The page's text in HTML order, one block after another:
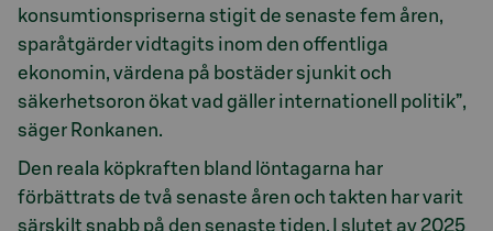
konsumtionspriserna stigit de senaste fem åren,
sparåtgärder vidtagits inom den offentliga
ekonomin, värdena på bostäder sjunkit och
säkerhetsoron ökat vad gäller internationell politik”,
säger Ronkanen.
Den reala köpkraften bland löntagarna har
förbättrats de två senaste åren och takten har varit
särskilt snabb på den senaste tiden. I slutet av 2025